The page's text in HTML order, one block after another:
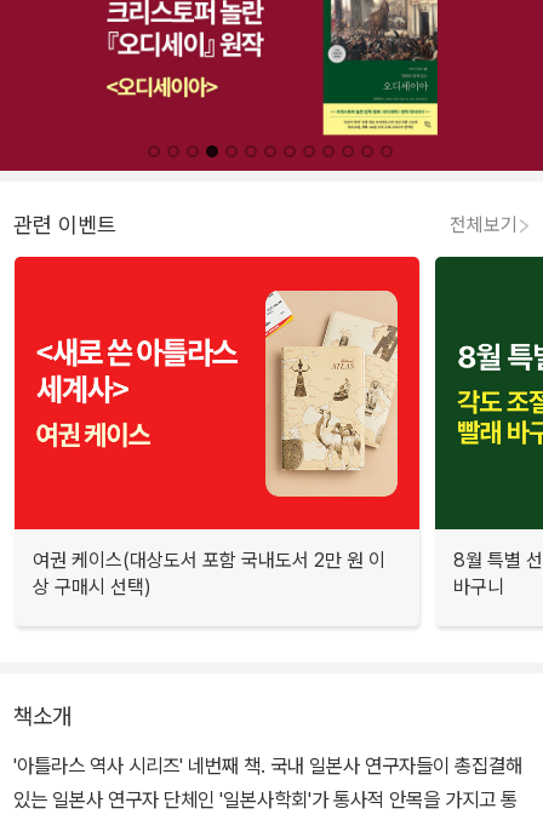
관련 이벤트 전체보기
여권 케이스(대상도서 포함 국내도서 2만 원 이
상 구매시 선택)
8월 특별
바구니
책소개
'아틀라스 역사 시리즈' 네번째 책. 국내 일본사 연구자들이 총집결해
있는 일본사 연구자 단체인 '일본사학회'가 통사적 안목을 가지고 통